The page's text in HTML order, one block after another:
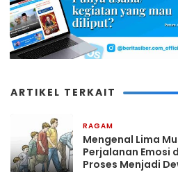
ARTIKEL TERKAIT
RAGAM
Mengenal Lima
Perjalanan Emosi
Proses Menjadi